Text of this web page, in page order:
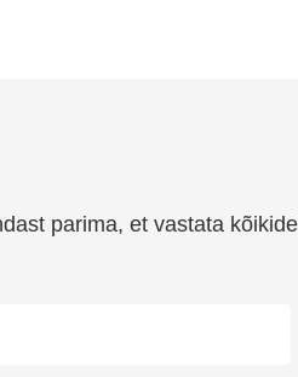
parima, et vastata